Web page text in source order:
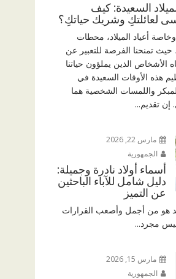
السعيدة: كيف
لعائلتكِ وشريك حياتكِ؟
أعياد الميلاد، محطات
تمنحنا الفرصة للتعبير عن
الأشخاص الذين يملؤون حياتنا
هذه الأوقات السعيدة في
واللمسات الشخصية هما
إن تقديم...
مارس 22, 2026
الجمهورية
أسماء أولاد نادرة وجميلة:
دليل شامل للآباء الباحثين
عن التميز
هو من أجمل وأصعب القرارات
ليس مجرد...
مارس 15, 2026
الجمهورية